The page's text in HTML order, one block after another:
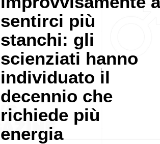
sentirci più
stanchi: gli
scienziati hanno
individuato il
decennio che
richiede più
energia